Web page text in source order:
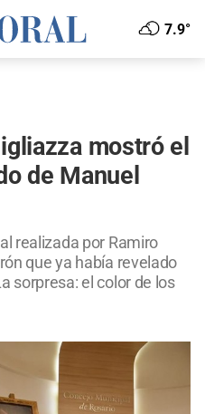
7.9°
mostró el
de Manuel
realizada por Ramiro
que ya había revelado
sorpresa: el color de los